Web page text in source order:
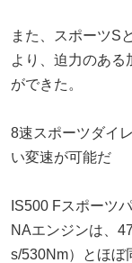
また、スポーツS
より、迫力のある
ができた。
8速スポーツダイ
い変速が可能だ
IS500 Fスポーツ
NAエンジンは、
s/530Nm）とほ